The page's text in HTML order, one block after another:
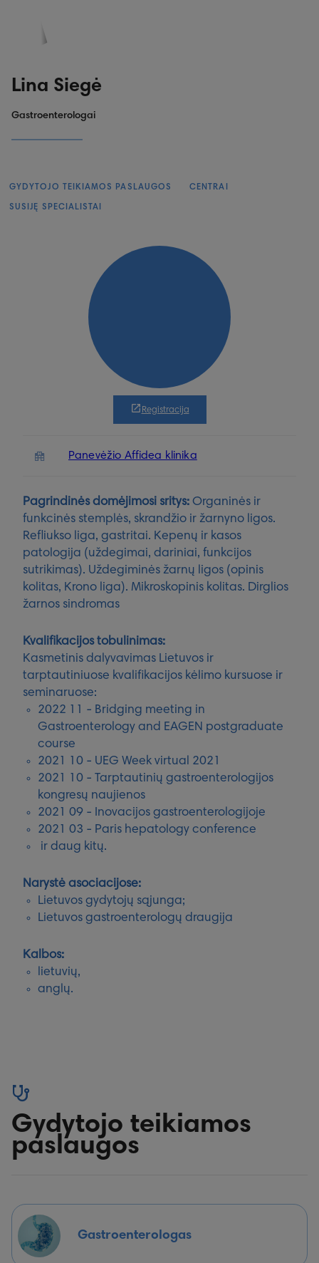
Lina Siegė
Gastroenterologai
GYDYTOJO TEIKIAMOS PASLAUGOS CENTRAI
SUSIJĘ SPECIALISTAI
Registracija
Panevėžio Affidea klinika
Pagrindinės domėjimosi sritys: Organinės ir
funkcinės stemplės, skrandžio ir žarnyno ligos.
Refliukso liga, gastritai. Kepenų ir kasos
patologija (uždegimai, dariniai, funkcijos
sutrikimas). Uždegiminės žarnų ligos (opinis
kolitas, Krono liga). Mikroskopinis kolitas. Dirglios
žarnos sindromas
Kvalifikacijos tobulinimas:
Kasmetinis dalyvavimas Lietuvos ir
tarptautiniuose kvalifikacijos kėlimo kursuose ir
seminaruose:
2022 11 - Bridging meeting in
Gastroenterology and EAGEN postgraduate
course
2021 10 - UEG Week virtual 2021
2021 10 - Tarptautinių gastroenterologijos
kongresų naujienos
2021 09 - Inovacijos gastroenterologijoje
2021 03 - Paris hepatology conference
ir daug kitų.
Narystė asociacijose:
Lietuvos gydytojų sąjunga;
Lietuvos gastroenterologų draugija
Kalbos:
lietuvių,
anglų.
Gydytojo teikiamos
paslaugos
Gastroenterologas